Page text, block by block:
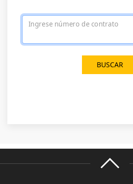
Ingrese número de contrato
BUSCAR